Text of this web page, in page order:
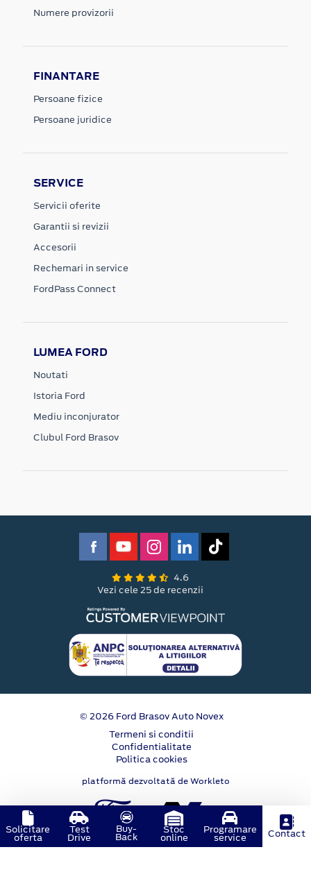
Numere provizorii
FINANTARE
Persoane fizice
Persoane juridice
SERVICE
Servicii oferite
Garantii si revizii
Accesorii
Rechemari in service
FordPass Connect
LUMEA FORD
Noutati
Istoria Ford
Mediu inconjurator
Clubul Ford Brasov
4.6
Vezi cele 25 de recenzii
© 2026 Ford Brasov Auto Novex
Termeni si conditii
Confidentialitate
Politica cookies
platformă dezvoltată de Workleto
Solicitare
oferta
Test
Drive
Buy-
Back
Stoc
online
Programare
service Contact